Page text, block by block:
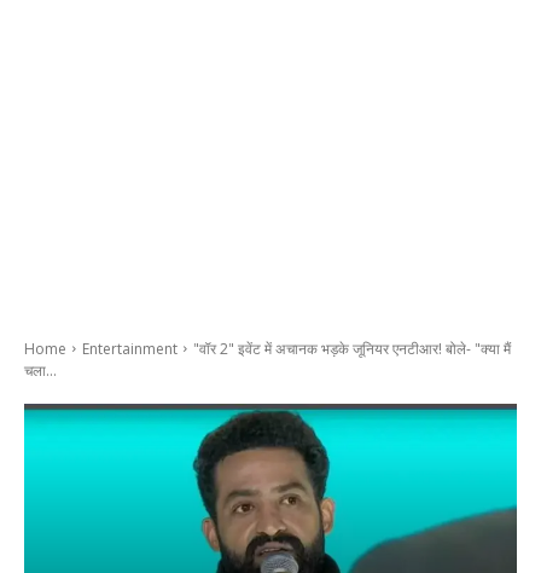
Home Entertainment
"वॉर 2" इवेंट में अचानक भड़के जूनियर एनटीआर! बोले- "क्या मैं
चला...